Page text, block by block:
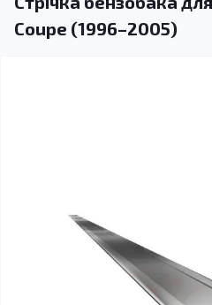
Coupe (1996–2005)